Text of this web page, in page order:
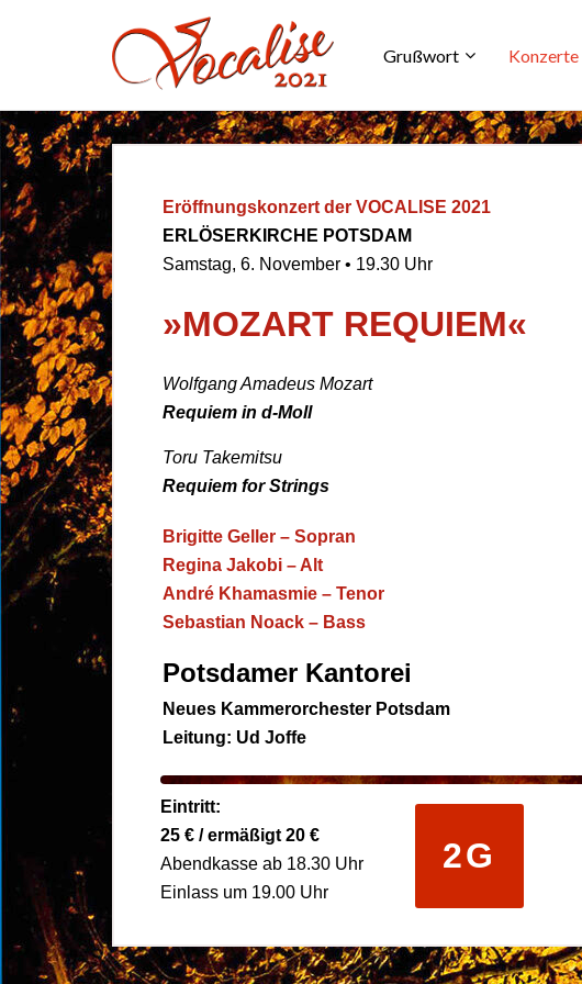
Grußwort Konzerte
Eröffnungskonzert der VOCALISE 2021
ERLÖSERKIRCHE POTSDAM
Samstag, 6. November • 19.30 Uhr
»MOZART REQUIEM«
Wolfgang Amadeus Mozart
Requiem in d-Moll
Toru Takemitsu
Requiem for Strings
Brigitte Geller – Sopran
Regina Jakobi – Alt
André Khamasmie – Tenor
Sebastian Noack – Bass
Potsdamer Kantorei
Neues Kammerorchester Potsdam
Leitung: Ud Joffe
Eintritt:
25 € / ermäßigt 20 €
Abendkasse ab 18.30 Uhr
Einlass um 19.00 Uhr
2G